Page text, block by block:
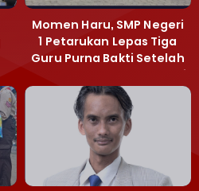
Momen Haru, SMP Negeri
1 Petarukan Lepas Tiga
Guru Purna Bakti Setelah
Puluhan Tahun Mengabdi